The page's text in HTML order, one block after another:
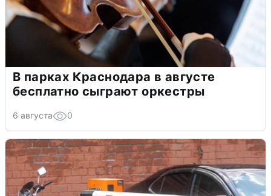
В парках Краснодара в августе
бесплатно сыграют оркестры
6 августа 0